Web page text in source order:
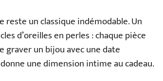
un classique indémodable. Un
d’oreilles en perles : chaque pièce
graver un bijou avec une date
une dimension intime au cadeau.